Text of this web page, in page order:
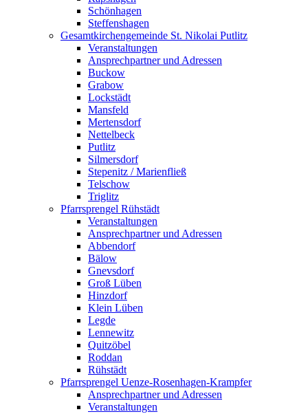
Schönhagen
Steffenshagen
Gesamtkirchengemeinde St. Nikolai Putlitz
Veranstaltungen
Ansprechpartner und Adressen
Buckow
Grabow
Lockstädt
Mansfeld
Mertensdorf
Nettelbeck
Putlitz
Silmersdorf
Stepenitz / Marienfließ
Telschow
Triglitz
Pfarrsprengel Rühstädt
Veranstaltungen
Ansprechpartner und Adressen
Abbendorf
Bälow
Gnevsdorf
Groß Lüben
Hinzdorf
Klein Lüben
Legde
Lennewitz
Quitzöbel
Roddan
Rühstädt
Pfarrsprengel Uenze-Rosenhagen-Krampfer
Ansprechpartner und Adressen
Veranstaltungen